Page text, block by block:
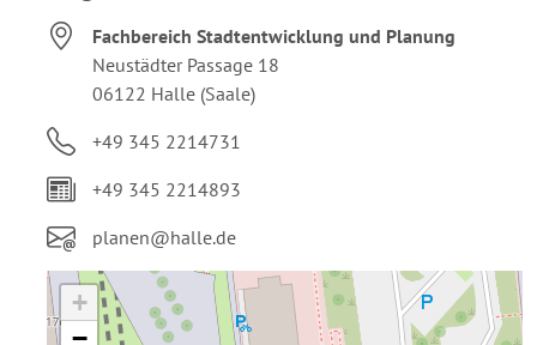
Adresse:Fachbereich Stadtentwicklung und Planung
Neustädter Passage 18
06122 Halle (Saale)
Telefon:
+49 345 2214731
Fax:
+49 345 2214893
E-Mail:
planen@halle.de
+
−